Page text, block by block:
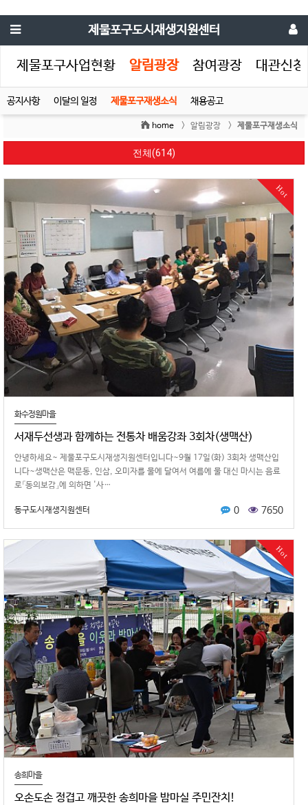
제물포구도시재생지원센터
제물포구사업현황 알림광장 참여광장 대관신청
공지사항 이달의 일정 제물포구재생소식 채용공고
home > 알림광장 > 제물포구재생소식
전체(614)
Hot
화수정원마을
서재두선생과 함께하는 전통차 배움강좌 3회차(생맥산)
안녕하세요~ 제물포구도시재생지원센터입니다~9월 17일(화) 3회차 생맥산입
니다~생맥산은 맥문동, 인삼, 오미자를 물에 달여서 여름에 물 대신 마시는 음료
로「동의보감」에 의하면 '사…
동구도시재생지원센터 0 7650
Hot
송희마을
오손도손 정겹고 깨끗한 송희마을 밤마실 주민잔치!